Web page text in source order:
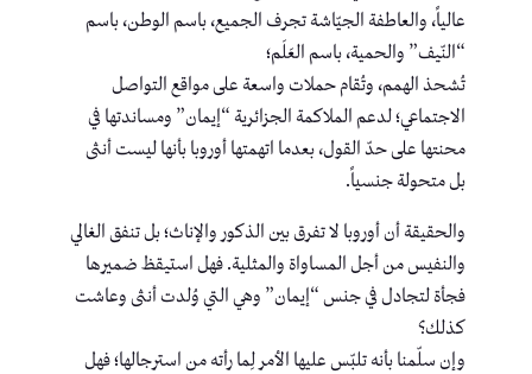
عالياً، والعاطفة الجيّاشة تجرف الجميع، باسم الوطن، باسم
“النّيف” والحمية، باسم العَلَم؛
تُشحذ الهمم، وتُقام حملات واسعة على مواقع التواصل
الاجتماعي؛ لدعم الملاكمة الجزائرية “إيمان” ومساندتها في
محنتها على حدّ القول، بعدما اتهمتها أوروبا بأنها ليست أنثى
بل متحولة جنسياً.
والحقيقة أن أوروبا لا تفرق بين الذكور والإناث؛ بل تنفق الغالي
والنفيس من أجل المساواة والمثلية. فهل استيقظ ضميرها
فجأة لتجادل في جنس “إيمان” وهي التي وُلدت أنثى وعاشت
كذلك؟
وإن سلّمنا بأنه تلبّس عليها الأمر لِما رأته من استرجالها؛ فهل